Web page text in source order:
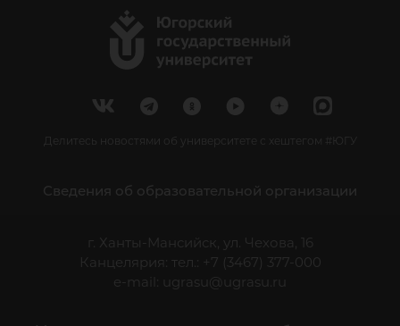
Делитесь новостями об университете с хештегом #ЮГУ
Сведения об образовательной организации
г. Ханты-Мансийск, ул. Чехова, 16
Канцелярия: тел.: +7 (3467) 377-000
e-mail:
ugrasu@ugrasu.ru